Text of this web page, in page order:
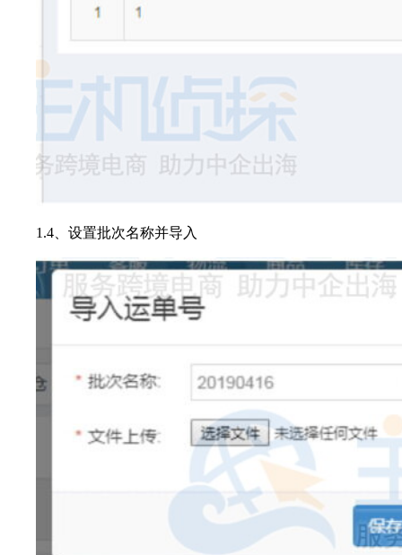
1.4、设置批次名称并导入